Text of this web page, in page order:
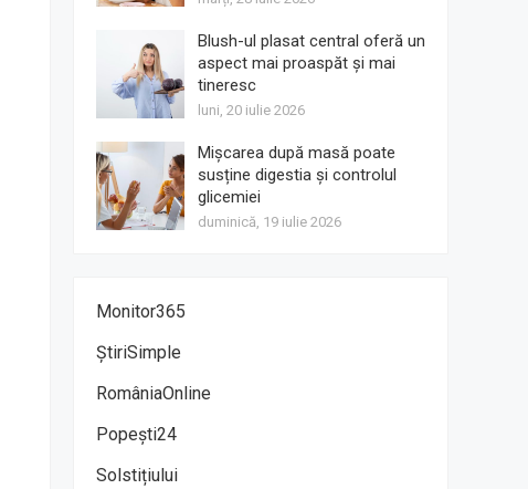
Blush-ul plasat central oferă un
aspect mai proaspăt și mai
tineresc
luni, 20 iulie 2026
Mișcarea după masă poate
susține digestia și controlul
glicemiei
duminică, 19 iulie 2026
Monitor365
ȘtiriSimple
RomâniaOnline
Popești24
Solstițiului